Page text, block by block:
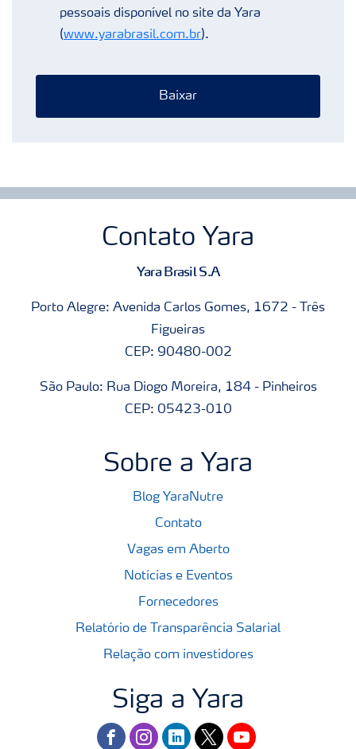
pessoais disponível no site da Yara
(www.yarabrasil.com.br).
Baixar
Contato Yara
Yara Brasil S.A
Porto Alegre: Avenida Carlos Gomes, 1672 - Três
Figueiras
CEP: 90480-002
São Paulo: Rua Diogo Moreira, 184 - Pinheiros
CEP: 05423-010
Sobre a Yara
Blog YaraNutre
Contato
Vagas em Aberto
Notícias e Eventos
Fornecedores
Relatório de Transparência Salarial
Relação com investidores
Siga a Yara
facebookinstagram
linkedintwitteryoutube